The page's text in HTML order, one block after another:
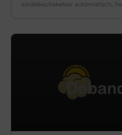
aardlekschakelaar automatisch,